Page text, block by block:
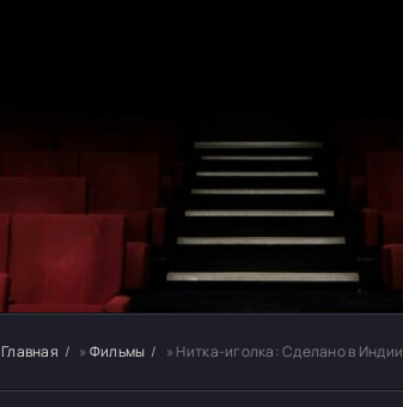
Главная » Фильмы » Нитка-иголка: Сделано в Индии